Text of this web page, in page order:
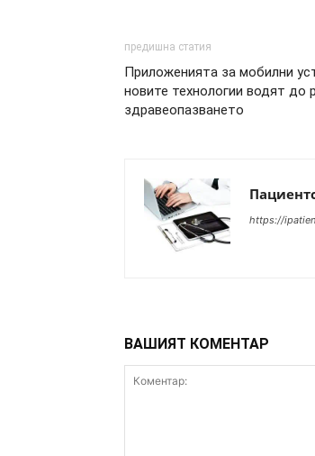
предишна статия
Приложенията за мобилни
новите технологии водят до
здравеопазването
https://
ВАШИЯТ КОМЕНТАР